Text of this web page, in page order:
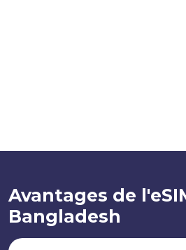
Avantages de
Bangladesh